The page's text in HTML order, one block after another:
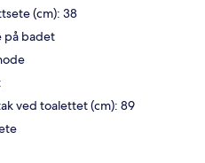
(cm): 38
på badet
ved toalettet (cm): 89